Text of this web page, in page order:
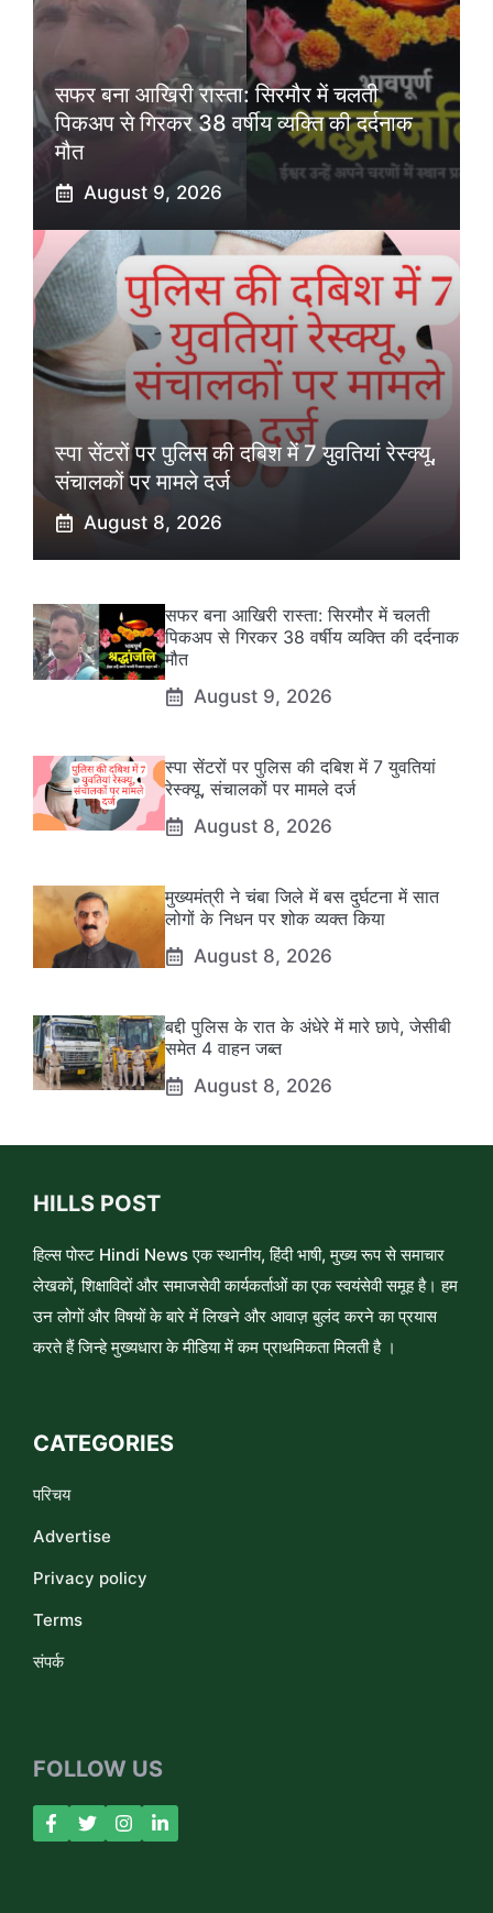
सफर बना आखिरी रास्ता: सिरमौर में चलती
पिकअप से गिरकर 38 वर्षीय व्यक्ति की दर्दनाक
मौत
August 9, 2026
स्पा सेंटरों पर पुलिस की दबिश में 7 युवतियां रेस्क्यू,
संचालकों पर मामले दर्ज
August 8, 2026
सफर बना आखिरी रास्ता: सिरमौर में चलती
पिकअप से गिरकर 38 वर्षीय व्यक्ति की दर्दनाक
मौत
August 9, 2026
स्पा सेंटरों पर पुलिस की दबिश में 7 युवतियां
रेस्क्यू, संचालकों पर मामले दर्ज
August 8, 2026
मुख्यमंत्री ने चंबा जिले में बस दुर्घटना में सात
लोगों के निधन पर शोक व्यक्त किया
August 8, 2026
बद्दी पुलिस के रात के अंधेरे में मारे छापे, जेसीबी
समेत 4 वाहन जब्त
August 8, 2026
HILLS POST
हिल्स पोस्ट Hindi News एक स्थानीय, हिंदी भाषी, मुख्य रूप से समाचार
लेखकों, शिक्षाविदों और समाजसेवी कार्यकर्ताओं का एक स्वयंसेवी समूह है। हम
उन लोगों और विषयों के बारे में लिखने और आवाज़ बुलंद करने का प्रयास
करते हैं जिन्हे मुख्यधारा के मीडिया में कम प्राथमिकता मिलती है ।
CATEGORIES
परिचय
Advertise
Privacy policy
Terms
संपर्क
FOLLOW US